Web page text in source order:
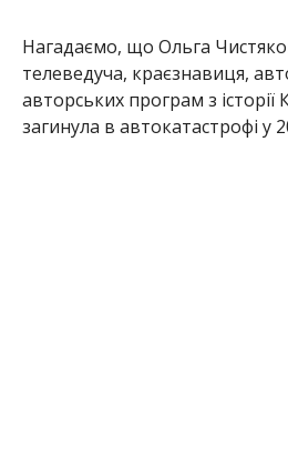
Нагадаємо, що Ольга
телеведуча, краєзнавиця,
авторських програм з історії
загинула в автокатастрофі у